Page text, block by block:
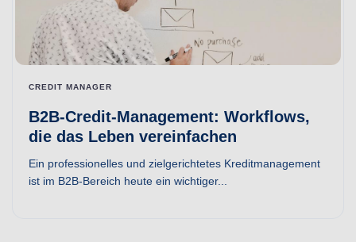
CREDIT MANAGER
B2B-Credit-Management: Workflows,
die das Leben vereinfachen
Ein professionelles und zielgerichtetes Kreditmanagement
ist im B2B-Bereich heute ein wichtiger...